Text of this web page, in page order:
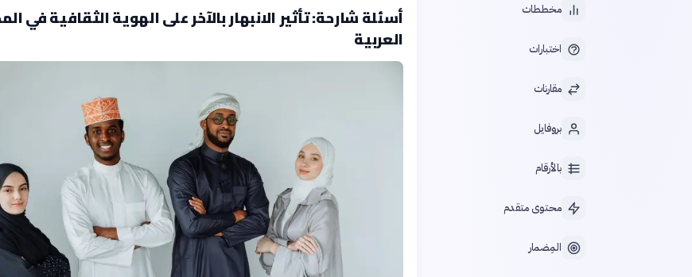
مخططات
اختبارات
مقارنات
بروفايل
بالأرقام
محتوى متقدم
المِضمار
أسئلة شارحة: تأثير الانبهار بالآخر على الهوية الثقافية في
العربية